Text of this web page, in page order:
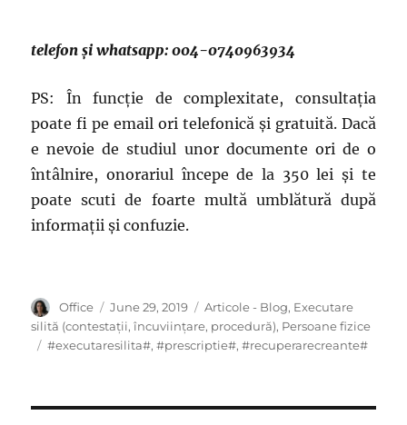
telefon și whatsapp: 004-0740963934
PS: În funcție de complexitate, consultația
poate fi pe email ori telefonică și gratuită. Dacă
e nevoie de studiul unor documente ori de o
întâlnire, onorariul începe de la 350 lei și te
poate scuti de foarte multă umblătură după
informații și confuzie.
Author
Office
Posted
on
June 29, 2019 Categories
Articole - Blog, Executare
silită (contestații, încuviințare, procedură), Persoane fizice
Tags
#executaresilita#,#prescriptie#,#recuperarecreante#